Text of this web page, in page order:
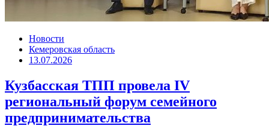
Новости
Кемеровская область
13.07.2026
Кузбасская ТПП провела IV
региональный форум семейного
предпринимательства